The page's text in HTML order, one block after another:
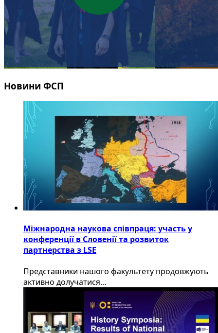
Новини ФСП
Міжнародна наукова співпраця: участь у
конференції в Словенії та розвиток
партнерства з LSE
​Представники нашого факультету продовжують
активно долучатися...